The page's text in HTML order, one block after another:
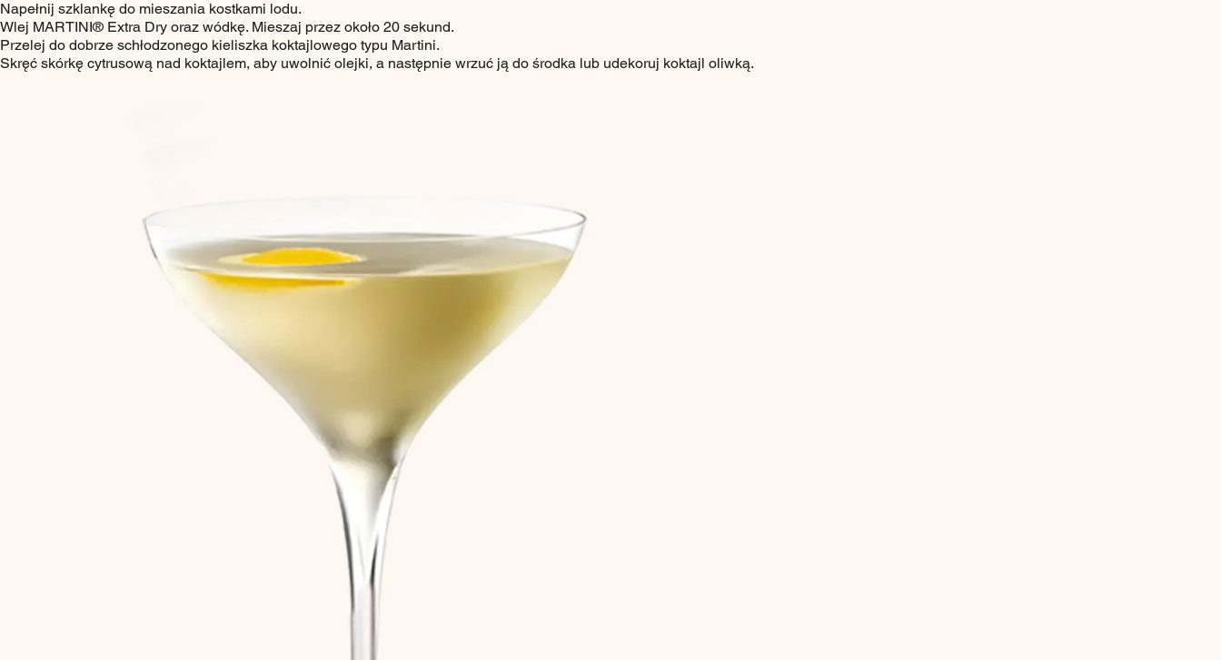
Napełnij szklankę do mieszania kostkami lodu.
Wlej MARTINI® Extra Dry oraz wódkę. Mieszaj przez około 20 sekund.
Przelej do dobrze schłodzonego kieliszka koktajlowego typu Martini.
Skręć skórkę cytrusową nad koktajlem, aby uwolnić olejki, a następnie wrzuć ją do środka lub udekoruj koktajl oliwką.